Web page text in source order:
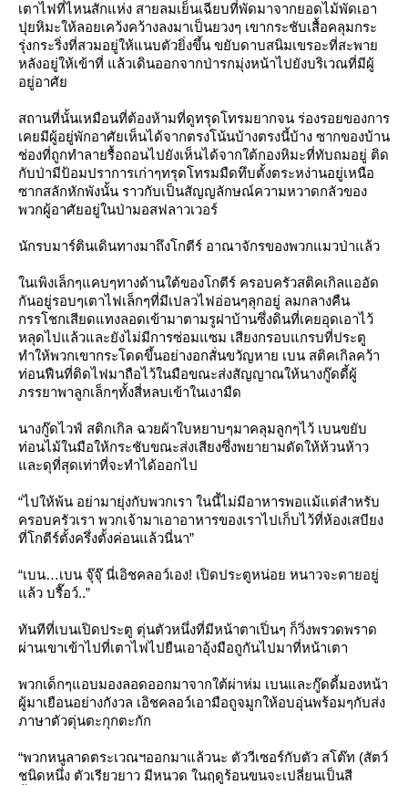
เตาไฟที่ไหนสักแห่ง สายลมเย็นเฉียบที่พัดมาจากยอดไม้พัดเอา
ปุยหิมะให้ลอยเคว้งคว้างลงมาเป็นยวงๆ เขากระชับเสื้อคลุมกระ
รุ่งกระริ่งที่สวมอยู่ให้แนบตัวยิ่งขึ้น ขยับดาบสนิมเขรอะที่สะพา
หลังอยู่ให้เข้าที่ แล้วเดินออกจากป่ารกมุ่งหน้าไปยังบริเวณที่มีผู้
อยู่อาศั
สถานที่นั้นเหมือนที่ต้องห้ามที่ดูทรุดโทรมยากจน ร่องรอยของการ
เคยมีผู้อยู่พักอาศัยเห็นได้จากตรงโน้นบ้างตรงนี้บ้าง ซากของบ้าน
ช่องที่ถูกทำลายรื้อถอนไปยังเห็นได้จากใต้กองหิมะที่ทับถมอยู่ ติด
กับป่ามีป้อมปราการเก่าๆทรุดโทรมมืดทึบตั้งตระหง่านอยู่เหนือ
ซากสลักหักพังนั้น ราวกับเป็นสัญญลักษณ์ความหวาดกลัวของ
พวกผู้อาศัยอยู่ในป่ามอสฟลาวเวอร์
นักรบมาร์ตินเดินทางมาถึงโกตีร์ อาณาจักรของพวกแมวป่าแล้ว
นเพิงเล็กๆแคบๆทางด้านใต้ของโกตีร์ ครอบครัวสติคเกิลแออัด
กันอยู่รอบๆเตาไฟเล็กๆที่มีเปลวไฟอ่อนๆลุกอยู่ ลมกลางคืน
กรรโชกเสียดแทงลอดเข้ามาตามรูฝาบ้านซึ่งดินที่เคยอุดเอาไว้
หลุดไปแล้วและยังไม่มีการซ่อมแซม เสียงกรอบแกรบที่ประตู
ทำให้พวกเขากระโดดขึ้นอย่างอกสั่นขวัญหาย เบน สติคเกิลคว้า
ท่อนฟืนที่ติดไฟมาถือไว้ในมือขณะส่งสัญญาณให้นางกู๊ดดี้ผู้
ภรรยาพาลูกเล็กๆทั้งสี่หลบเข้าในเงามืด
นางกู๊ดไวฟ์ สติกเกิล ฉวยผ้าใบหยาบๆมาคลุมลูกๆไว้ เบนขยับ
ท่อนไม้ในมือให้กระชับขณะส่งเสียงซึ่งพยายามดัดให้ห้วนห้าว
ละดุที่สุดเท่าที่จะทำได้ออกไป
“ไปให้พ้น อย่ามายุ่งกับพวกเรา ในนี้ไม่มีอาหารพอแม้แต่สำหรับ
ครอบครัวเรา พวกเจ้ามาเอาอาหารของเราไปเก็บไว้ที่ห้องเสบียง
ที่โกตีร์ตั้งครึ่งตั้งค่อนแล้วนี่นา”
“เบน…เบน จุ๊จุ๊ นี่เอิชคลอว์เอง! เปิดประตูหน่อย หนาวจะตายอยู่
ล้ว บรื๊อว์..”
ทันทีที่เบนเปิดประตู ตุ่นตัวหนึ่งที่มีหน้าตาเปิ่นๆ ก็วิ่งพรวดพราด
ผ่านเขาเข้าไปที่เตาไฟไปยืนเอาอุ้งมือถูกันไปมาที่หน้าเตา
พวกเด็กๆแอบมองลอดออกมาจากใต้ผ่าห่ม เบนและกู๊ดดี้มองหน้า
ผู้มาเยือนอย่างกังวล เอิชคลอว์เอามือถูจมูกให้อบอุ่นพร้อมๆกับส่ง
ภาษาตัวตุ่นตะกุกตะกัก
“พวกหนูลาดตระเวณฯออกมาแล้วนะ ตัววีเซอร์กับตัว สโต๊ท (สัตว์
ชนิดหนึ่ง ตัวเรียวยาว มีหนวด ในฤดูร้อนขนจะเปลี่ยนเป็นสี